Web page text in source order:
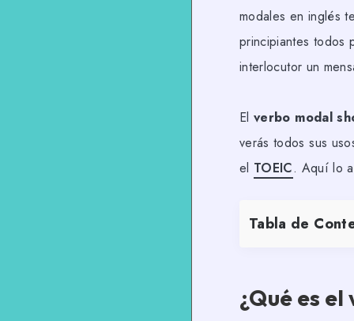
modales en inglés
principiantes todos
interlocutor un
Elverbo modal
verás todos sus
el TOEIC. Aquí lo
Tabla de
¿Qué es